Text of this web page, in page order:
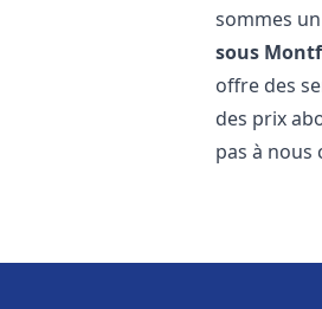
sommes un
sous
offre des
des prix
pas à